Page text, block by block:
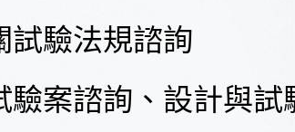
試驗法規諮詢
驗案諮詢、設計與試